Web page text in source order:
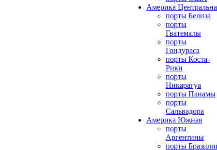
Америка
порты Белиза
порты
Гватемалы
порты
Гондураса
порты Коста-
Рики
порты
Никарагуа
порты Панамы
порты
Сальвадора
Америка Южная
порты
Аргентины
порты